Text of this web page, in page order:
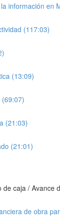
información en
(117:03)
(13:09)
(21:03)
(21:01)
caja / Avance
de obra